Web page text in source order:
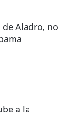
de Aladro, no
a la